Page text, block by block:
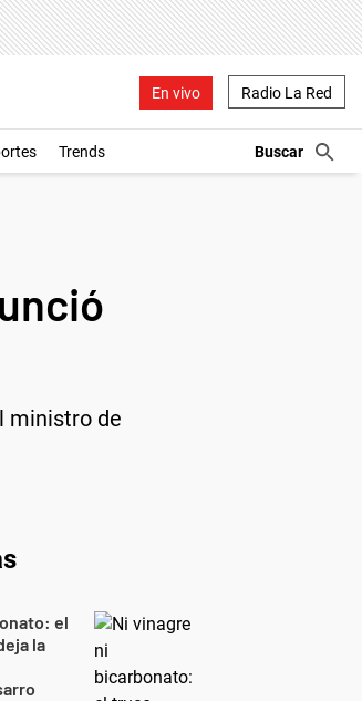
En vivo Radio La Red
Trends
ministro de
el
la